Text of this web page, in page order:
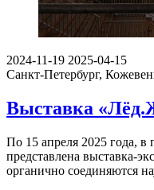
2024-11-19 2025-04-15
Санкт-Петербург,
Выставка
По 15 апреля 2025 года, в
представлена выставка-
органично соединяются